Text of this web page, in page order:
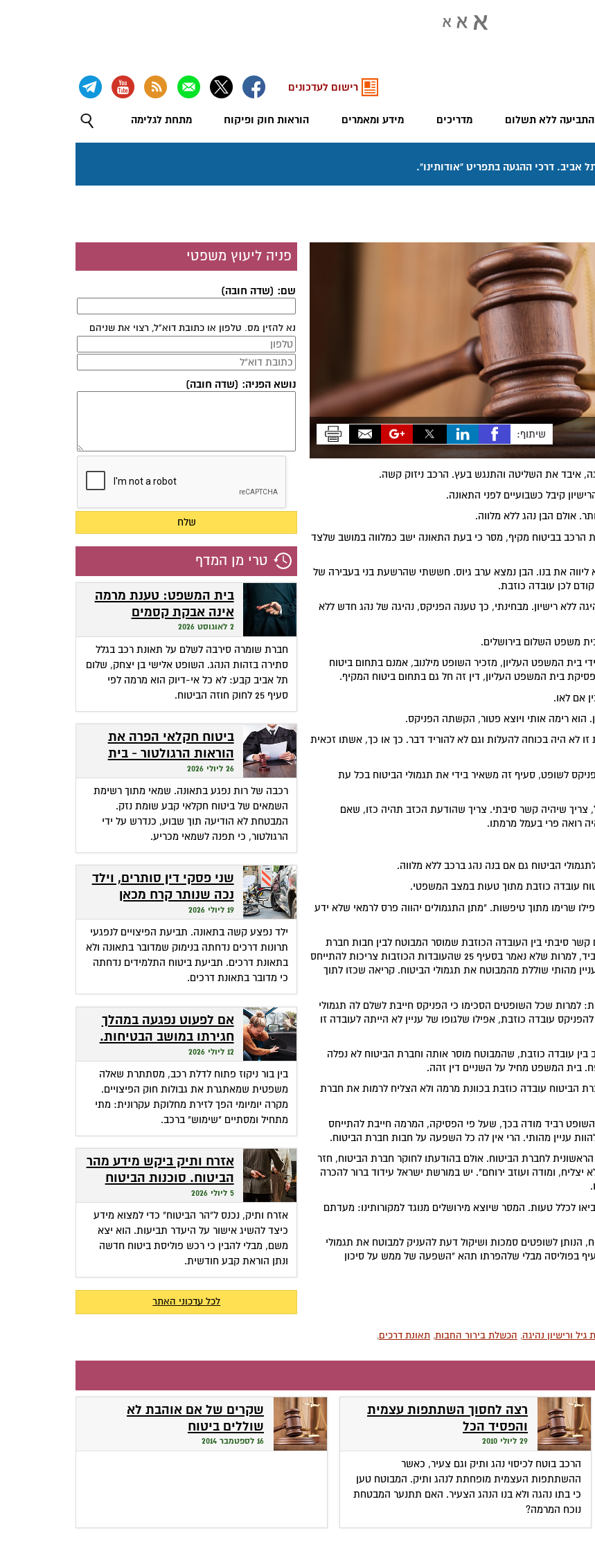
התביעה ללא תשלום מדריכים מידע ומאמרים הוראות חוק ופיקוח מתחת לגלימה
רישום לעדכונים
שיתוף:
איבד את השליטה והתנגש בעץ. הרכב ניזוק קשה.
אולם הבן נהג ללא מלווה.
בביטוח מקיף, מסר כי בעת התאונה ישב כמלווה במושב שלצד
את בנו. הבן נמצא ערב גיוס. חששתי שהרשעת בני בעבירה של
לכן עובדה כוזבת.
ללא רישיון. מבחינתי, כך טענה הפניקס, נהיגה של נהג חדש ללא
משפט השלום בירושלים.
בית המשפט העליון, מזכיר השופט מילנוב, אמנם בתחום ביטוח
בית המשפט העליון, דין זה חל גם בתחום ביטוח המקיף.
אם לאו.
הוא רימה אותי ויוצא פטור, הקשתה הפניקס.
לא היה בכוחה להעלות וגם לא להוריד דבר. כך או כך, אשתו זכאית
הביטוח. הנה אמרה הפניקס לשופט, סעיף זה משאיר בידי את תגמולי הביטוח בכל עת
צריך שיהיה קשר סיבתי. צריך שהודעת הכזב תהיה כזו, שאם
רואה פרי בעמל מרמתו.
הביטוח גם אם בנה נהג ברכב ללא מלווה.
עובדה כוזבת מתוך טעות במצב המשפטי.
שרימו מתוך טיפשות. "מתן התגמולים יהווה פרס לרמאי שלא ידע
לקיום קשר סיבתי בין העובדה הכוזבת שמוסר המבוטח לבין חבות חברת
הביטוח וגם אין לקרוא לתוכו דרישה שכזו. אמנם, מודה השופט רביד, למרות שלא נאמר בסעיף 25 שהעובדות הכוזבות צריכות להתייחס
מהותי שוללת מהמבוטח את תגמולי הביטוח. קריאה שכזו לתוך
למרות שכל השופטים הסכימו כי הפניקס חייבת לשלם לה תגמולי
עובדה כוזבת, אפילו שלגופו של עניין לא הייתה לעובדה זו
בין עובדה כוזבת, שהמבוטח מוסר אותה וחברת הביטוח לא נפלה
בית המשפט מחיל על השניים דין זהה.
הביטוח עובדה כוזבת בכוונת מרמה ולא הצליח לרמות את חברת
רביד מודה בכך, שעל פי הפסיקה, המרמה חייבת להתייחס
עניין מהותי. הרי אין לה כל השפעה על חבות חברת הביטוח.
לחברת הביטוח. אולם בהודעתו לחוקר חברת הביטוח, חזר
ומודה ועוזב ירוחם". יש במורשת ישראל עידוד ברור להכרה
לכלל טעות. המסר שיוצא מירושלים מנוגד למקורותינו: מעדתם
המחוזיים גם סעיף 29 לחוק הביטוח, הנותן לשופטים סמכות ושיקול דעת להעניק למבוטח את תגמולי
בפוליסה מבלי שלהפרתו תהא "השפעה של ממש על סיכון
גיל ורישיון נהיגה, הכשלת בירור החבות, תאונת דרכים,
פניה ליעוץ משפטי
שם: (שדה חובה)
נא להזין מס. טלפון או כתובת דוא"ל, רצוי את שניהם
נושא הפניה: (שדה חובה)
טרי מן המדף
בית המשפט: טענת מרמה
אינה אבקת קסמים
שהופכת אי-דיוק לפטור
מתשלום
2 לאוגוסט 2026
חברת שומרה סירבה לשלם על תאונת רכב בגלל
סתירה בזהות הנהג. השופט אלישי בן יצחק, שלום
תל אביב קבע: לא כל אי-דיוק הוא מרמה לפי
סעיף 25 לחוק חוזה הביטוח.
ביטוח חקלאי הפרה את
הוראות הרגולטור - בית
המשפט חילץ אותה
26 ליולי 2026
רכבה של רות נפגע בתאונה. שמאי מתוך רשימת
השמאים של ביטוח חקלאי קבע שומת נזק.
המבטחת לא הודיעה תוך שבוע, כנדרש על ידי
הרגולטור, כי תפנה לשמאי מכריע.
שני פסקי דין סותרים, וילד
נכה שנותר קרח מכאן
ומכאן
19 ליולי 2026
ילד נפצע קשה בתאונה. תביעת הפיצויים לנפגעי
תרונות דרכים נדחתה בנימוק שמדובר בתאונה ולא
בתאונת דרכים. תביעת ביטוח התלמידים נדחתה
כי מדובר בתאונת דרכים.
אם לפעוט נפגעה במהלך
חגירתו במושב הבטיחות.
האם זכאית לפיצויים?
12 ליולי 2026
בין בור ניקוז פתוח לדלת רכב, מסתתרת שאלה
משפטית שמאתגרת את גבולות חוק הפיצויים.
מקרה יומיומי הפך לזירת מחלוקת עקרונית: מתי
מתחיל ומסתיים "שימוש" ברכב.
אזרח ותיק ביקש מידע מהר
הביטוח. סוכנות הביטוח
גבתה מחשבונו פרמיות
5 ליולי 2026
אזרח ותיק, נכנס ל"הר הביטוח" כדי למצוא מידע
כיצד להשיג אישור על היעדר תביעות. הוא יצא
משם, מבלי להבין כי רכש פוליסת ביטוח חדשה
ונתן הוראת קבע חודשית.
לכל עדכוני האתר
רצה לחסוך השתתפות עצמית
והפסיד הכל
29 ליולי 2010
הרכב בוטח לכיסוי נהג ותיק וגם צעיר, כאשר
ההשתתפות העצמית מופחתת לנהג ותיק. המבוטח טען
כי בתו נהגה ולא בנו הנהג הצעיר. האם תתנער המבטחת
נוכח המרמה?
שקרים של אם אוהבת לא
שוללים ביטוח
16 לספטמבר 2014